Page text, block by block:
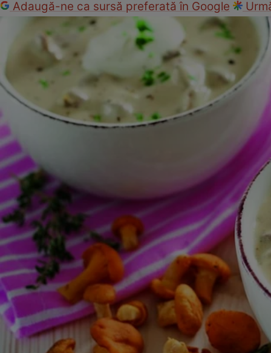
Adaugă-ne ca sursă preferată în Google